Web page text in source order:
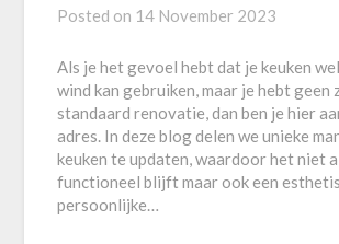
Posted on 14 November 2023
Als je het gevoel hebt dat je keuken
wind kan gebruiken, maar je hebt geen
standaard renovatie, dan ben je hier
adres. In deze blog delen we unieke
keuken te updaten, waardoor het niet
functioneel blijft maar ook een
persoonlijke…